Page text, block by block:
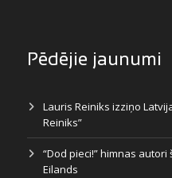
Pēdējie jaunumi
Lauris Reiniks izziņo
Reiniks”
“Dod pieci!” himnas
Eilands